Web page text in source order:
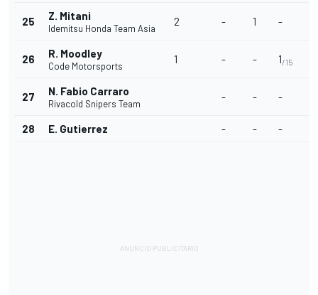
25 Z. Mitani
Idemitsu Honda Team Asia
2 - 1 -
26 R. Moodley
Code Motorsports
1 - - 1/15
27 N. Fabio Carraro
Rivacold Snipers Team
- - -
28 E. Gutierrez - - -